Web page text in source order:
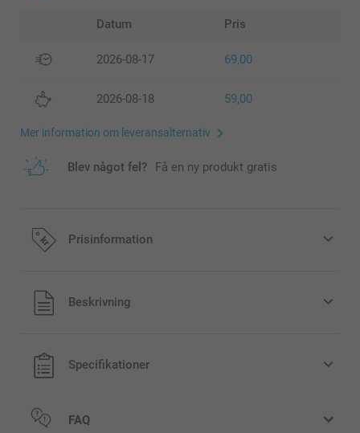
Datum Pris
2026-08-17 69,00
2026-08-18 59,00
Mer information om leveransalternativ
Blev något fel? Få en ny produkt gratis
Prisinformation
Alla priser är i svenska kronor (SEK), inklusive moms och
exklusive porto.
Beskrivning
Specifikationer
FAQ